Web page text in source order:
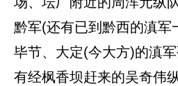
黔军(还有已到黔西的滇军
毕节、大定(今大方)的滇
有经枫香坝赶来的吴奇伟